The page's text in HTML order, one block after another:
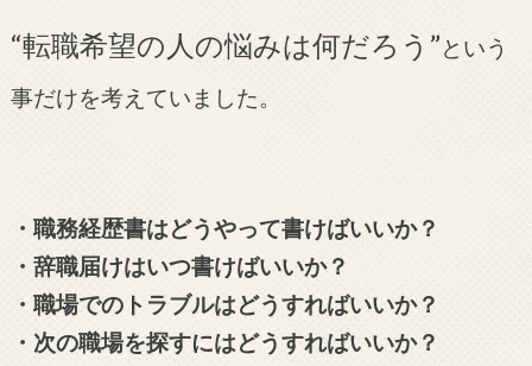
“転職希望の人の悩みは何だろう”という
事だけを考えていました。
・職務経歴書はどうやって書けばいいか？
・辞職届けはいつ書けばいいか？
・職場でのトラブルはどうすればいいか？
・次の職場を探すにはどうすればいいか？